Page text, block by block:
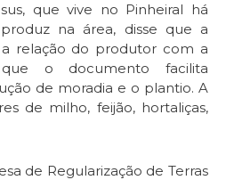
que vive no Pinheiral há
na área, disse que a
relação do produtor com a
o documento facilita
de moradia e o plantio. A
de milho, feijão, hortaliças,
de Regularização de Terras